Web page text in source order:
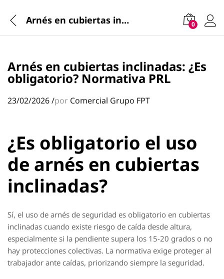
Arnés en cubiertas inclinadas: ¿Es obligatorio? Normativa PRL 0
Arnés en cubiertas inclinadas: ¿Es
obligatorio? Normativa PRL
23/02/2026/por Comercial Grupo FPT
¿Es obligatorio el uso
de arnés en cubiertas
inclinadas?
Sí, el uso de arnés de seguridad es obligatorio en cubiertas
inclinadas cuando existe riesgo de caída desde altura,
especialmente si la pendiente supera los 15-20 grados o no
hay protecciones colectivas. La normativa exige proteger al
trabajador ante caídas, priorizando siempre la seguridad.